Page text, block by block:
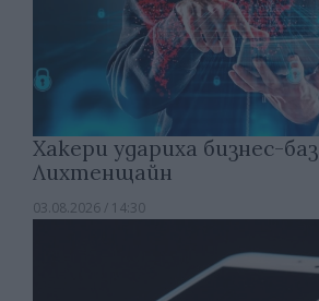
Хакери удариха бизнес-
Лихтенщайн
03.08.2026 / 14:30